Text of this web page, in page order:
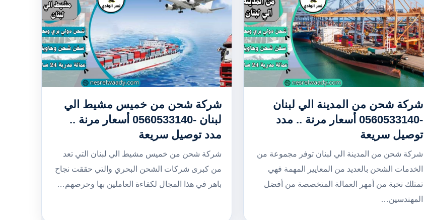
شركة شحن من المدينة الي لبنان
-0560533140 أسعار مرنة .. مدد
توصيل سريعة
شركة شحن من المدينة الي لبنان توفر مجموعة من
الخدمات الشحن بالعديد من المعايير المهمة فهي
تمتلك نخبة من أمهر العمالة المتخصصة من أفضل
المهندسين…
شركة شحن من خميس مشيط الي
لبنان -0560533140 أسعار مرنة ..
مدد توصيل سريعة
شركة شحن من خميس مشيط الي لبنان التي تعد
من كبرى شركات الشحن البحري والتي حققت نجاح
باهر في هذا المجال لكفاءة العاملين بها وحرصهم…